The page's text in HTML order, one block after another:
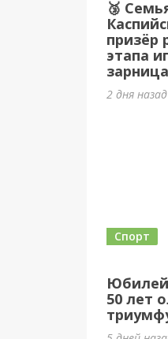
🥉
призёр
этапа
2 дня
50 лет
Спорт